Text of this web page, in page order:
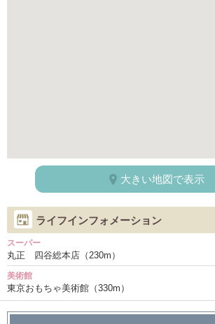
大きい地図で表示
ライフインフォメーション
スーパー
丸正 四谷総本店（230m）
美術館
東京おもちゃ美術館（330m）